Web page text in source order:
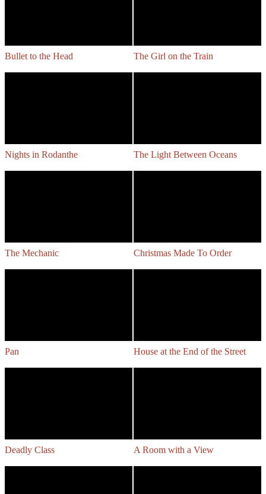
Bullet to the Head The Girl on the Train
Nights in Rodanthe The Light Between Oceans
The Mechanic Christmas Made To Order
Pan House at the End of the Street
Deadly Class A Room with a View